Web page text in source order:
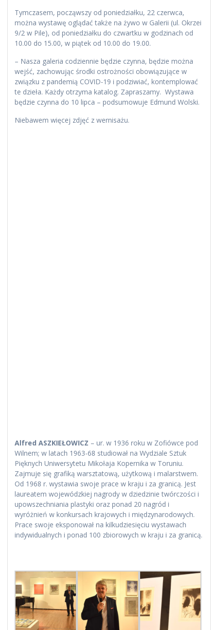
Tymczasem, począwszy od poniedziałku, 22 czerwca,
można wystawę oglądać także na żywo w Galerii (ul. Okrzei
9/2 w Pile), od poniedziałku do czwartku w godzinach od
10.00 do 15.00, w piątek od 10.00 do 19.00.
– Nasza galeria codziennie będzie czynna, będzie można
wejść, zachowując środki ostrożności obowiązujące w
związku z pandemią COVID-19 i podziwiać, kontemplować
te dzieła. Każdy otrzyma katalog. Zapraszamy. Wystawa
będzie czynna do 10 lipca – podsumowuje Edmund Wolski.
Niebawem więcej zdjęć z wernisażu.
Alfred ASZKIEŁOWICZ – ur. w 1936 roku w Zofiówce pod
Wilnem; w latach 1963-68 studiował na Wydziale Sztuk
Pięknych Uniwersytetu Mikołaja Kopernika w Toruniu.
Zajmuje się grafiką warsztatową, użytkową i malarstwem.
Od 1968 r. wystawia swoje prace w kraju i za granicą. Jest
laureatem wojewódzkiej nagrody w dziedzinie twórczości i
upowszechniania plastyki oraz ponad 20 nagród i
wyróżnień w konkursach krajowych i międzynarodowych.
Prace swoje eksponował na kilkudziesięciu wystawach
indywidualnych i ponad 100 zbiorowych w kraju i za granicą.